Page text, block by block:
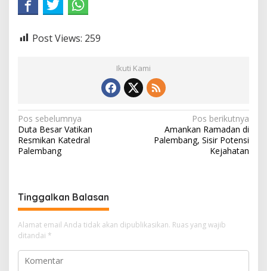
Post Views: 259
Ikuti Kami
N
a
v
g
a
s
i
p
Pos sebelumnya
Duta Besar Vatikan
Resmikan Katedral
Palembang
Pos berikutnya
Amankan Ramadan di
Palembang, Sisir Potensi
Kejahatan
Tinggalkan Balasan
Alamat email Anda tidak akan dipublikasikan. Ruas yang wajib
ditandai *